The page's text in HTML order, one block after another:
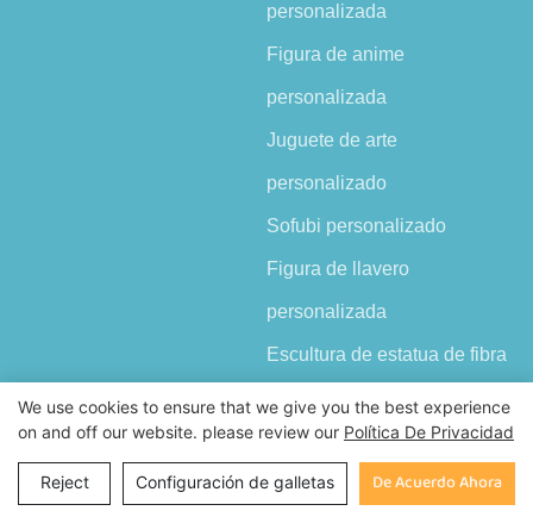
personalizada
Figura de anime
personalizada
Juguete de arte
personalizado
Sofubi personalizado
Figura de llavero
personalizada
Escultura de estatua de fibra
de vidrio personalizada
We use cookies to ensure that we give you the best experience
on and off our website. please review our Política De Privacidad
Reject Configuración de galletas De Acuerdo Ahora
Consulta